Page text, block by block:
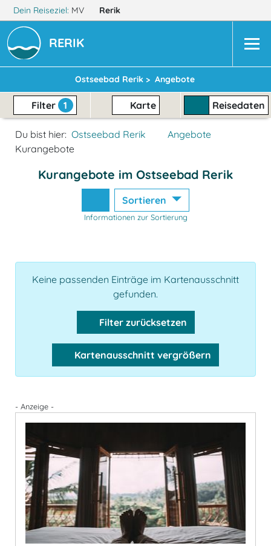
Dein Reiseziel: MV Rerik
RERIK
Ostseebad Rerik > Angebote
Filter 1 Karte Reisedaten
Du bist hier: Ostseebad Rerik
Angebote
Kurangebote
Kurangebote im Ostseebad Rerik
Sortieren
Informationen zur Sortierung
Keine passenden Einträge im Kartenausschnitt
gefunden.
Filter zurücksetzen
Kartenausschnitt vergrößern
- Anzeige -